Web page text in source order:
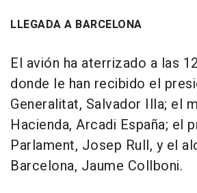
LLEGADA A BARCELONA
El avión ha aterrizado a las
donde le han recibido el
Generalitat, Salvador Illa; el
Hacienda, Arcadi España; el
Parlament, Josep Rull, y el
Barcelona, Jaume Collboni.